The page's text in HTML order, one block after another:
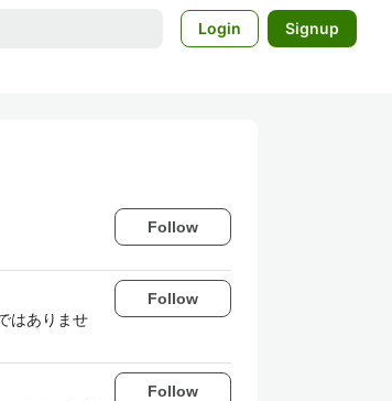
Login Signup
Follow
はありませ
Follow
Follow